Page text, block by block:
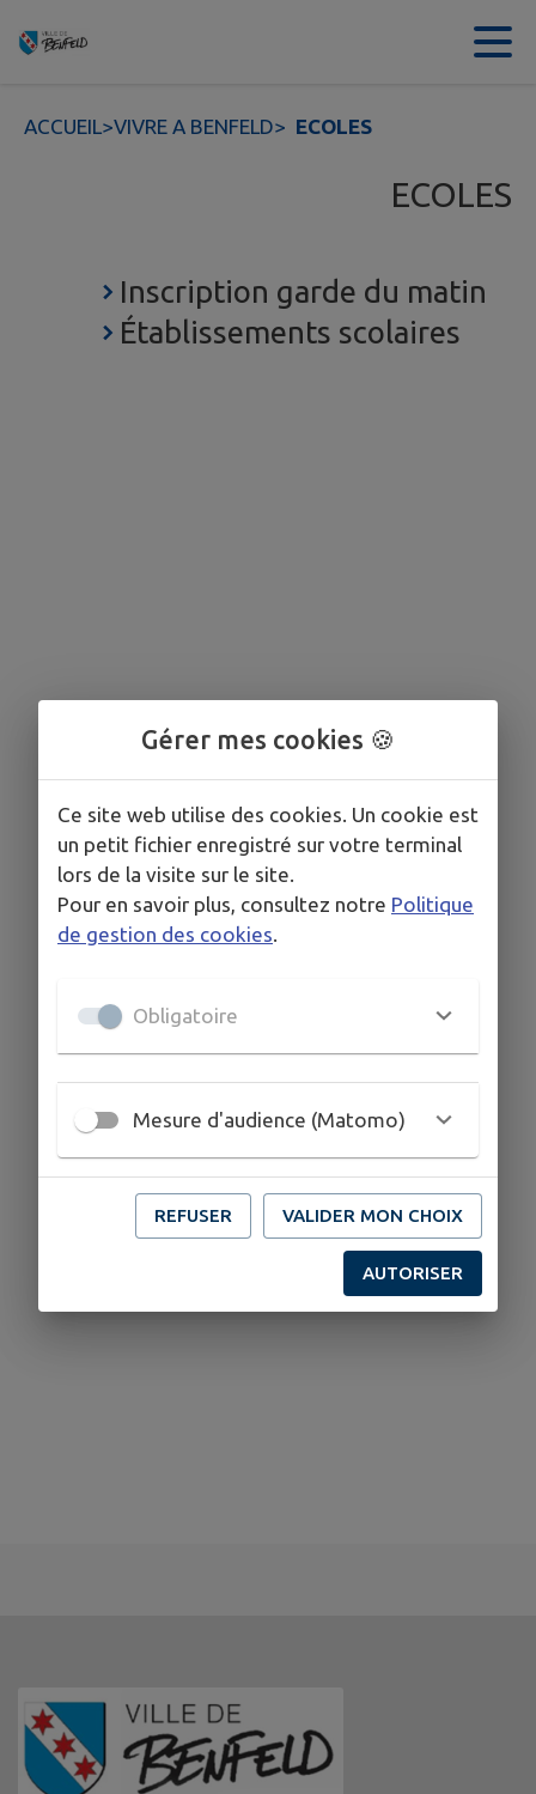
Contenu
ACCUEIL>VIVRE A BENFELD> ECOLES
ECOLES
Inscription garde du matin
Établissements scolaires
Gérer mes cookies 🍪
Ce site web utilise des cookies. Un cookie est
un petit fichier enregistré sur votre terminal
lors de la visite sur le site.
Pour en savoir plus, consultez notre Politique
de gestion des cookies
Obligatoire
Mesure d'audience (Matomo)
REFUSER VALIDER MON CHOIX
AUTORISER